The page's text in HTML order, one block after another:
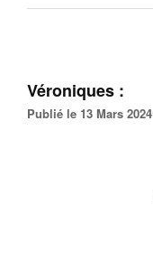
Véroniques :
Publié le 13 Mars 2024